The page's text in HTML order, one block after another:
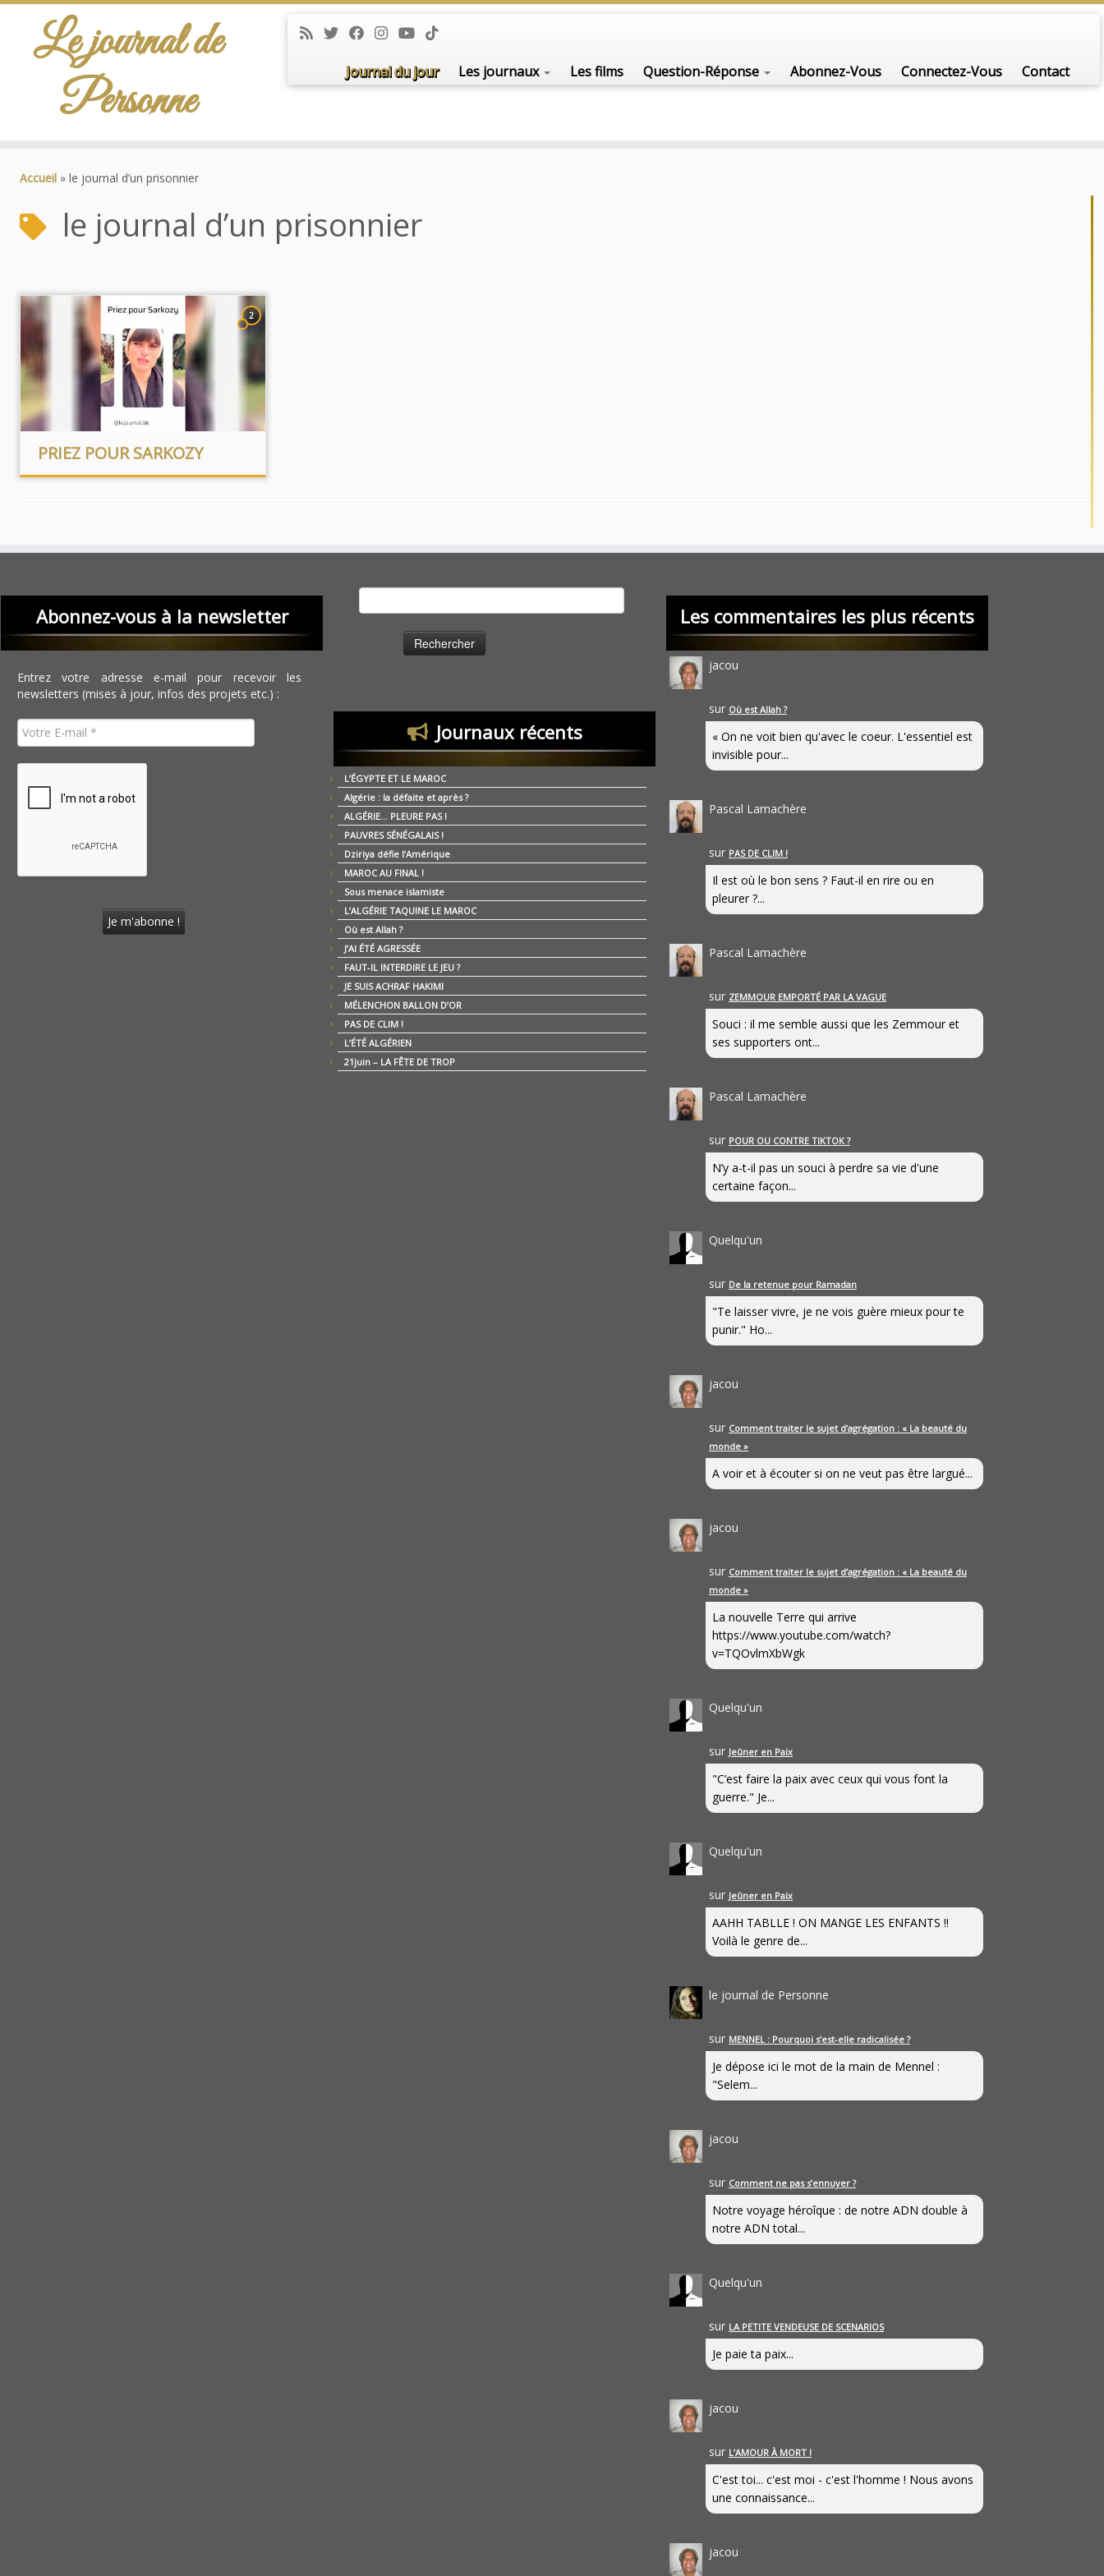
Le journal de
Personne
Journal du jour Les journaux Les films Question-Réponse Abonnez-Vous Connectez-Vous Contact
Accueil » le journal d’un prisonnier
le journal d’un prisonnier
2
PRIEZ POUR SARKOZY
Abonnez-vous à la newsletter
Entrez votre adresse e-mail pour recevoir les
newsletters (mises à jour, infos des projets etc.) :
Journaux récents
L’ÉGYPTE ET LE MAROC
Algérie : la défaite et après ?
ALGÉRIE… PLEURE PAS !
PAUVRES SÉNÉGALAIS !
Dziriya défie l’Amérique
MAROC AU FINAL !
Sous menace islamiste
L’ALGÉRIE TAQUINE LE MAROC
Où est Allah ?
J’AI ÉTÉ AGRESSÉE
FAUT-IL INTERDIRE LE JEU ?
JE SUIS ACHRAF HAKIMI
MÉLENCHON BALLON D’OR
PAS DE CLIM !
L’ÉTÉ ALGÉRIEN
21juin – LA FÊTE DE TROP
Les commentaires les plus récents
jacou
sur Où est Allah ?
« On ne voit bien qu'avec le coeur. L'essentiel est
invisible pour...
Pascal Lamachère
sur PAS DE CLIM !
Il est où le bon sens ? Faut-il en rire ou en
pleurer ?...
Pascal Lamachère
sur ZEMMOUR EMPORTÉ PAR LA VAGUE
Souci : il me semble aussi que les Zemmour et
ses supporters ont...
Pascal Lamachère
sur POUR OU CONTRE TIKTOK ?
N’y a-t-il pas un souci à perdre sa vie d'une
certaine façon...
Quelqu'un
sur De la retenue pour Ramadan
"Te laisser vivre, je ne vois guère mieux pour te
punir." Ho...
jacou
sur Comment traiter le sujet d’agrégation : « La beauté du
monde »
A voir et à écouter si on ne veut pas être largué...
jacou
sur Comment traiter le sujet d’agrégation : « La beauté du
monde »
La nouvelle Terre qui arrive
https://www.youtube.com/watch?
v=TQOvlmXbWgk
Quelqu'un
sur Jeûner en Paix
"C’est faire la paix avec ceux qui vous font la
guerre." Je...
Quelqu'un
sur Jeûner en Paix
AAHH TABLLE ! ON MANGE LES ENFANTS !!
Voilà le genre de...
le journal de Personne
sur MENNEL : Pourquoi s’est-elle radicalisée ?
Je dépose ici le mot de la main de Mennel :
"Selem...
jacou
sur Comment ne pas s’ennuyer ?
Notre voyage héroîque : de notre ADN double à
notre ADN total...
Quelqu'un
sur LA PETITE VENDEUSE DE SCENARIOS
Je paie ta paix...
jacou
sur L’AMOUR À MORT !
C'est toi... c'est moi - c'est l'homme ! Nous avons
une connaissance...
jacou